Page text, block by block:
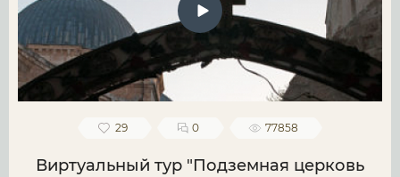
29 0 77858
Виртуальный тур "Подземная церковь